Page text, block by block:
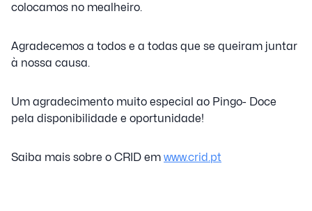
colocamos no mealheiro.
Agradecemos a todos e a todas que se queiram juntar
à nossa causa.
Um agradecimento muito especial ao Pingo- Doce
pela disponibilidade e oportunidade!
Saiba mais sobre o CRID em www.crid.pt